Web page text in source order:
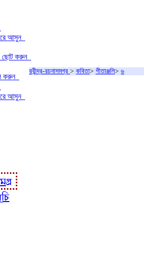
আসুন
ছোট করুন
করুন
আসুন
রবীন্দ্র-রচনাসমগ্র > কবিতা> গীতাঞ্জলি> ৬